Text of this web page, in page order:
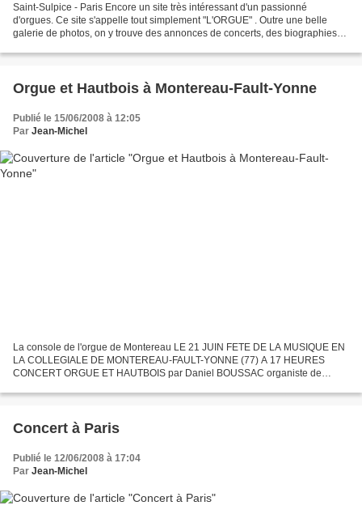
Saint-Sulpice - Paris Encore un site très intéressant d'un passionné
d'orgues. Ce site s'appelle tout simplement "L'ORGUE" . Outre une belle
galerie de photos, on y trouve des annonces de concerts, des biographies
Orgue et Hautbois à Montereau-Fault-Yonne
Publié le 15/06/2008 à 12:05
Par Jean-Michel
La console de l'orgue de Montereau LE 21 JUIN FETE DE LA MUSIQUE EN
LA COLLEGIALE DE MONTEREAU-FAULT-YONNE (77) A 17 HEURES
CONCERT ORGUE ET HAUTBOIS par Daniel BOUSSAC organiste de
Concert à Paris
Publié le 12/06/2008 à 17:04
Par Jean-Michel